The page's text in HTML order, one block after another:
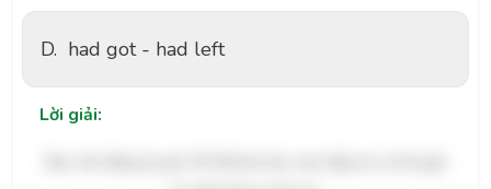
D. had got - had left
Lời giải: